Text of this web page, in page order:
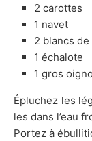
2 carottes
1 navet
2 blancs
1 échalote
1 gros
Épluchez les
les dans l’eau
Portez à